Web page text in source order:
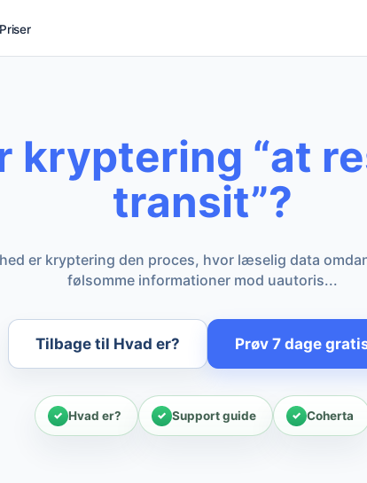
kryptering “at
transit”?
er kryptering den proces, hvor læselig data
følsomme informationer mod uautoris...
Tilbage til Hvad er? Prøv 7 dage
Hvad er? Support guide Coherta